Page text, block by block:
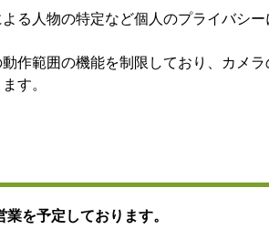
る人物の特定など個人のプライバシ
作範囲の機能を制限しており、カメ
す。
業を予定しております。